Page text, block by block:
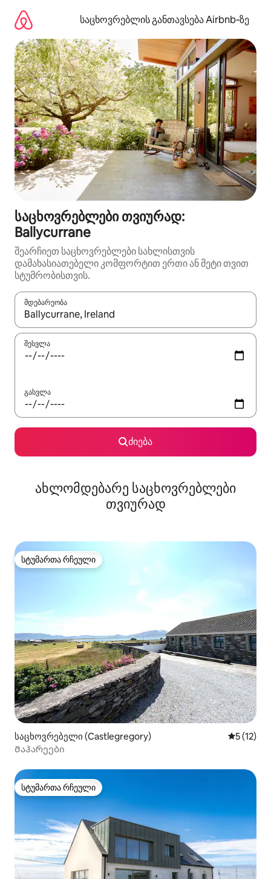
გადასვლა
საცხოვრებლის განთავსება Airbnb‑ზე
საცხოვრებლები თვიურად:
Ballycurrane
შეარჩიეთ საცხოვრებლები სახლისთვის
დამახასიათებელი კომფორტით ერთი ან მეტი თვით
სტუმრობისთვის.
მდებარეობა
როცა შედეგები ხელმისაწვდომი გახდება, ნავიგაციისთვის
შესვლა
გასვლა
ძიება
ახლომდებარე საცხოვრებლები
თვიურად
სტუმართა რჩეული
სტუმართა რჩეული
საცხოვრებელი (Castlegregory) საშუალო
5 (12)
Მაჰარეები
სტუმართა რჩეული
სტუმართა რჩეული